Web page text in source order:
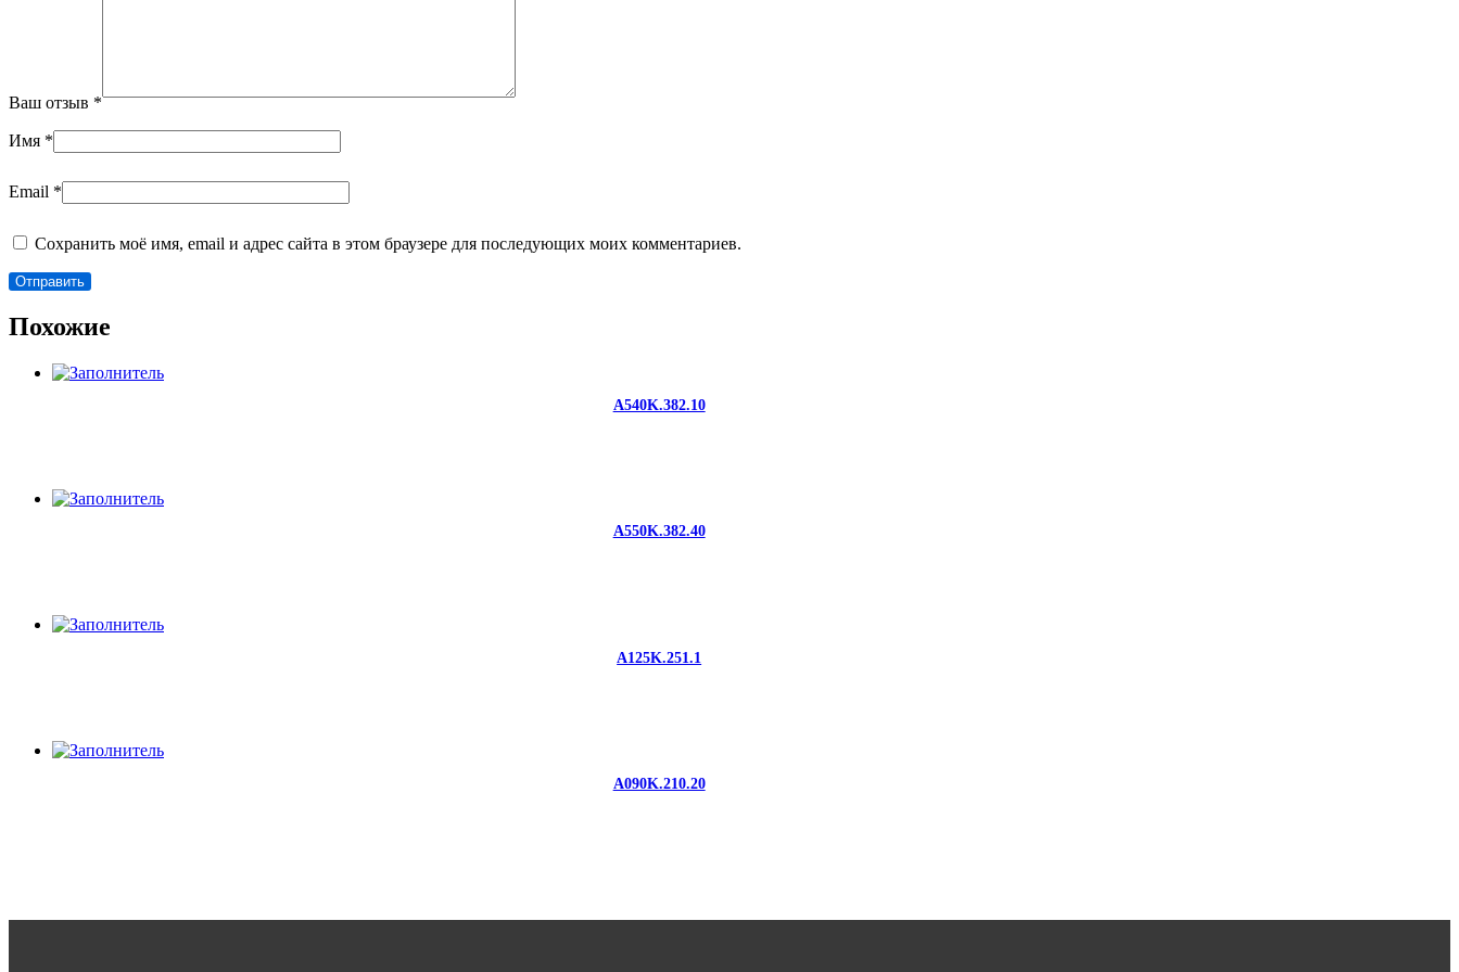
Ваш отзыв *
Имя *
Email *
Сохранить моё имя, email и адрес сайта в этом браузере для последующих моих комментариев.
Похожие
A540K.382.10
A550K.382.40
A125K.251.1
A090K.210.20